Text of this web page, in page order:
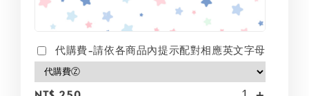
代購費-請依各商品內提示配對相應英文字母